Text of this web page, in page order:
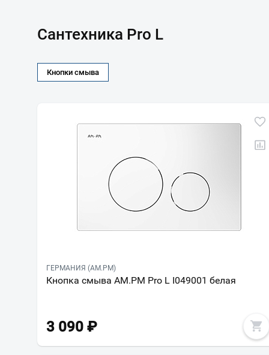
Сантехника Pro L
Кнопки смыва
ГЕРМАНИЯ (AM.PM)
Кнопка смыва AM.PM Pro L I049001 белая
3 090 ₽